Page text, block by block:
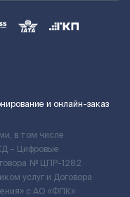
и онлайн-заказ
в том числе
– Цифровые
№ ЦПР-1282
услуг и Договора
c АО «ФПК»